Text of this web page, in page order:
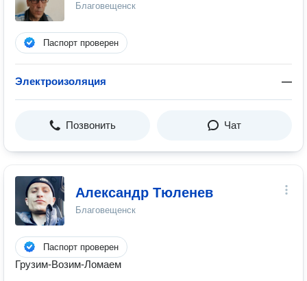
Благовещенск
Паспорт проверен
Электроизоляция —
Позвонить Чат
Александр Тюленев
Благовещенск
Паспорт проверен
Грузим-Возим-Ломаем